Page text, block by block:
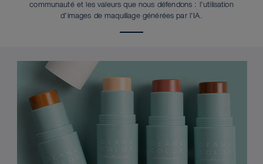
communauté et les valeurs que nous défendons : l’utilisation
d’images de maquillage générées par l’IA.